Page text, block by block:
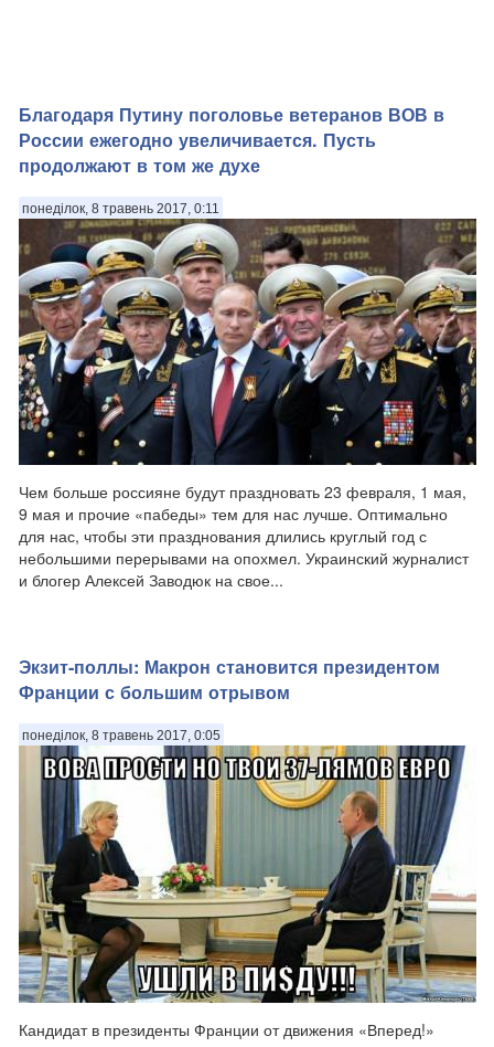
Благодаря Путину поголовье ветеранов ВОВ в
России ежегодно увеличивается. Пусть
продолжают в том же духе
понеділок, 8 травень 2017, 0:11
Чем больше россияне будут праздновать 23 февраля, 1 мая,
9 мая и прочие «пабеды» тем для нас лучше. Оптимально
для нас, чтобы эти празднования длились круглый год с
небольшими перерывами на опохмел. Украинский журналист
и блогер Алексей Заводюк на свое...
Экзит-поллы: Макрон становится президентом
Франции с большим отрывом
понеділок, 8 травень 2017, 0:05
Кандидат в президенты Франции от движения «Вперед!»